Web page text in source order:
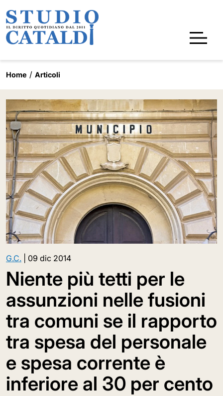
Home Articoli
G.C. 09 dic 2014
Niente più tetti per le
assunzioni nelle fusioni
tra comuni se il rapporto
tra spesa del personale
e spesa corrente è
inferiore al 30 per cento